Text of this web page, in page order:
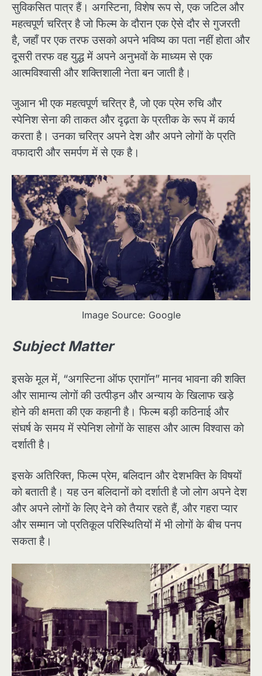
सुविकसित पात्र हैं। अगस्टिना, विशेष रूप से, एक जटिल और
महत्वपूर्ण चरित्र है जो फिल्म के दौरान एक ऐसे दौर से गुजरती
है, जहाँ पर एक तरफ उसको अपने भविष्य का पता नहीं होता और
दूसरी तरफ वह युद्ध में अपने अनुभवों के माध्यम से एक
आत्मविश्वासी और शक्तिशाली नेता बन जाती है।
जुआन भी एक महत्वपूर्ण चरित्र है, जो एक प्रेम रुचि और
स्पेनिश सेना की ताकत और दृढ़ता के प्रतीक के रूप में कार्य
करता है। उनका चरित्र अपने देश और अपने लोगों के प्रति
वफादारी और समर्पण में से एक है।
Image Source: Google
Subject Matter
इसके मूल में, “अगस्टिना ऑफ एरागॉन” मानव भावना की शक्ति
और सामान्य लोगों की उत्पीड़न और अन्याय के खिलाफ खड़े
होने की क्षमता की एक कहानी है। फिल्म बड़ी कठिनाई और
संघर्ष के समय में स्पेनिश लोगों के साहस और आत्म विश्वास को
दर्शाती है।
इसके अतिरिक्त, फिल्म प्रेम, बलिदान और देशभक्ति के विषयों
को बताती है। यह उन बलिदानों को दर्शाती है जो लोग अपने देश
और अपने लोगों के लिए देने को तैयार रहते हैं, और गहरा प्यार
और सम्मान जो प्रतिकूल परिस्थितियों में भी लोगों के बीच पनप
सकता है।